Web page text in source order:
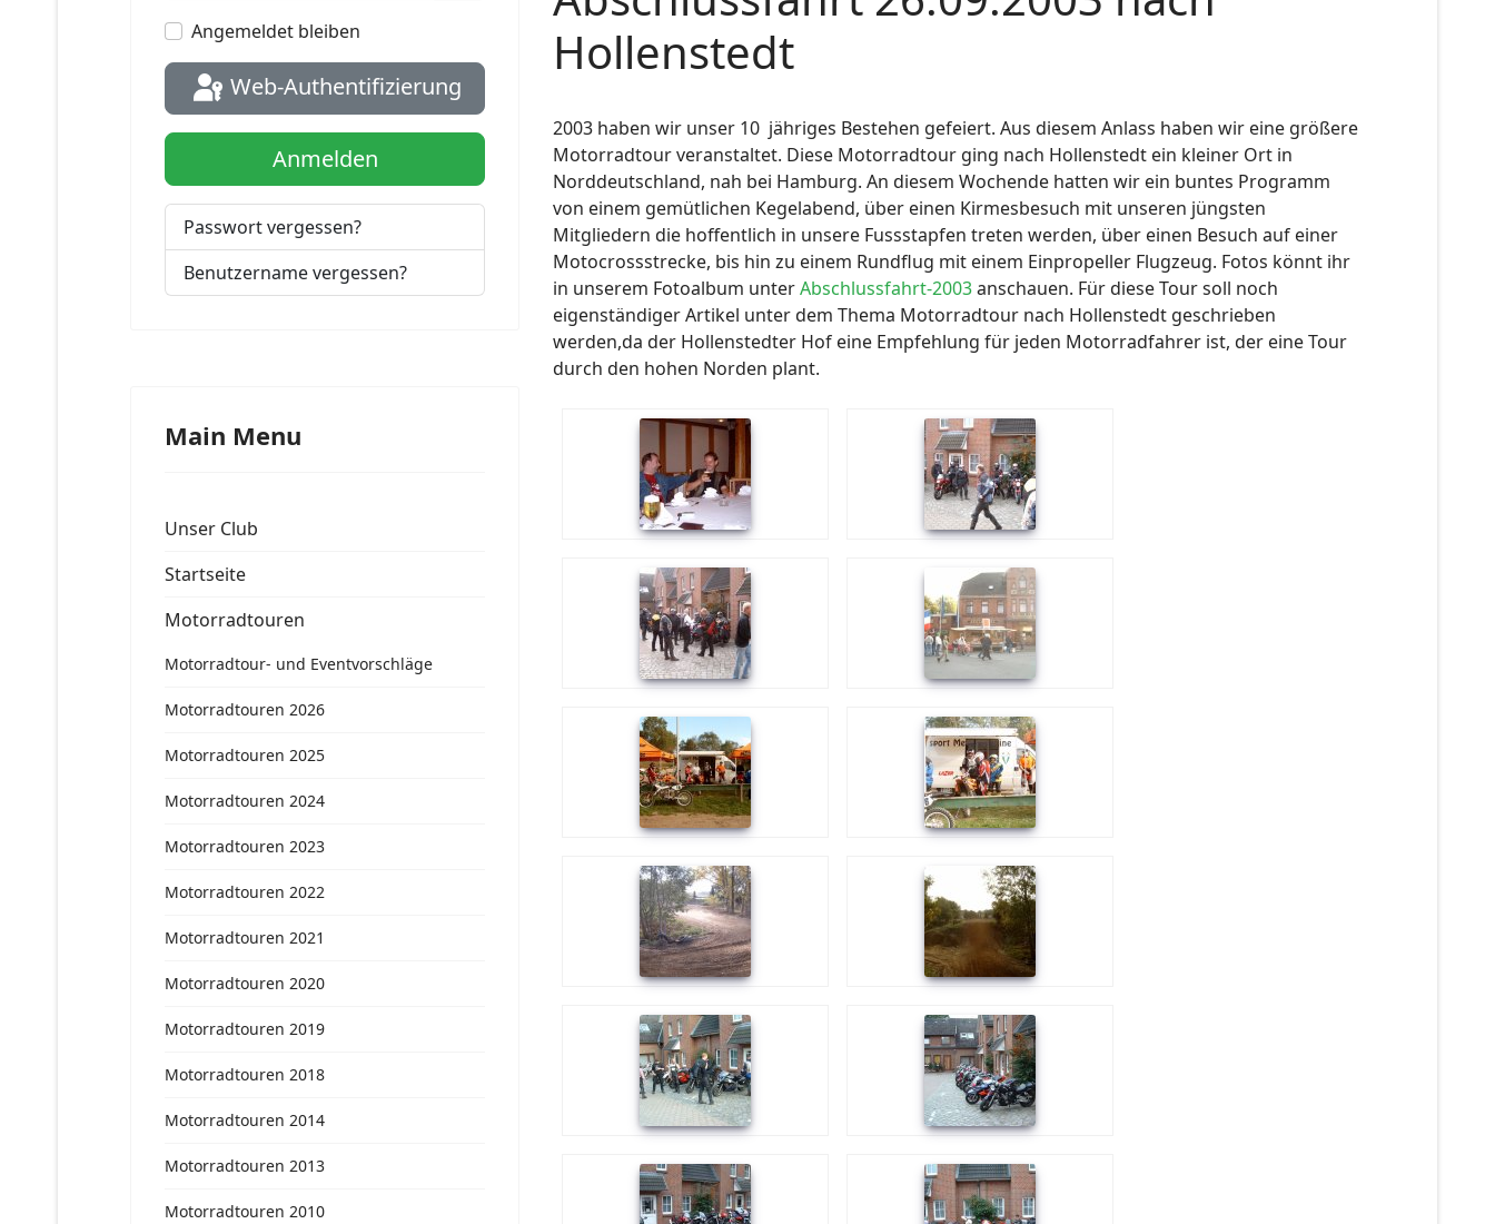
Impressum
Angemeldet bleiben
Web-Authentifizierung
Anmelden
Passwort vergessen?
Benutzername vergessen?
Main Menu
Unser Club
Startseite
Motorradtouren
Motorradtour- und Eventvorschläge
Motorradtouren 2026
Motorradtouren 2025
Motorradtouren 2024
Motorradtouren 2023
Motorradtouren 2022
Motorradtouren 2021
Motorradtouren 2020
Motorradtouren 2019
Motorradtouren 2018
Motorradtouren 2014
Motorradtouren 2013
Motorradtouren 2010
Hollenstedt
2003 haben wir unser 10 jähriges Bestehen gefeiert. Aus diesem Anlass haben wir eine größere
Motorradtour veranstaltet. Diese Motorradtour ging nach Hollenstedt ein kleiner Ort in
Norddeutschland, nah bei Hamburg. An diesem Wochende hatten wir ein buntes Programm
von einem gemütlichen Kegelabend, über einen Kirmesbesuch mit unseren jüngsten
Mitgliedern die hoffentlich in unsere Fussstapfen treten werden, über einen Besuch auf einer
Motocrossstrecke, bis hin zu einem Rundflug mit einem Einpropeller Flugzeug. Fotos könnt ihr
in unserem Fotoalbum unterAbschlussfahrt-2003anschauen. Für diese Tour soll noch
eigenständiger Artikel unter dem Thema Motorradtour nach Hollenstedt geschrieben
werden,da der Hollenstedter Hof eine Empfehlung für jeden Motorradfahrer ist, der eine Tour
durch den hohen Norden plant.